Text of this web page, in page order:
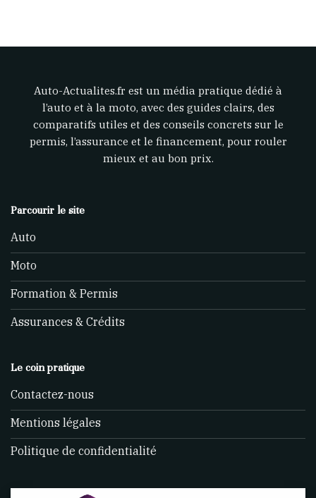
Auto-Actualites.fr est un média pratique dédié à
l’auto et à la moto, avec des guides clairs, des
comparatifs utiles et des conseils concrets sur le
permis, l’assurance et le financement, pour rouler
mieux et au bon prix.
Parcourir le site
Auto
Moto
Formation & Permis
Assurances & Crédits
Le coin pratique
Contactez-nous
Mentions légales
Politique de confidentialité